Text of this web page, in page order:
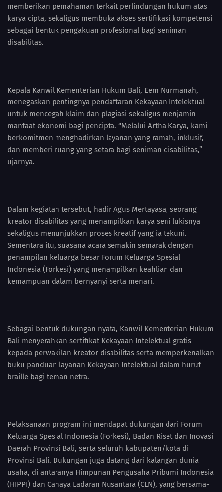
memberikan pemahaman terkait perlindungan hukum atas
karya cipta, sekaligus membuka akses sertifikasi kompetensi
sebagai bentuk pengakuan profesional bagi seniman
disabilitas.
Kepala Kanwil Kementerian Hukum Bali, Eem Nurmanah,
menegaskan pentingnya pendaftaran Kekayaan Intelektual
untuk mencegah klaim dan plagiasi sekaligus menjamin
manfaat ekonomi bagi pencipta. “Melalui Artha Karya, kami
berkomitmen menghadirkan layanan yang ramah, inklusif,
dan memberi ruang yang setara bagi seniman disabilitas,”
ujarnya.
Dalam kegiatan tersebut, hadir Agus Mertayasa, seorang
kreator disabilitas yang menampilkan karya seni lukisnya
sekaligus menunjukkan proses kreatif yang ia tekuni.
Sementara itu, suasana acara semakin semarak dengan
penampilan keluarga besar Forum Keluarga Spesial
Indonesia (Forkesi) yang menampilkan keahlian dan
kemampuan dalam bernyanyi serta menari.
Sebagai bentuk dukungan nyata, Kanwil Kementerian Hukum
Bali menyerahkan sertifikat Kekayaan Intelektual gratis
kepada perwakilan kreator disabilitas serta memperkenalkan
buku panduan layanan Kekayaan Intelektual dalam huruf
braille bagi teman netra.
Pelaksanaan program ini mendapat dukungan dari Forum
Keluarga Spesial Indonesia (Forkesi), Badan Riset dan Inovasi
Daerah Provinsi Bali, serta seluruh kabupaten/kota di
Provinsi Bali. Dukungan juga datang dari kalangan dunia
usaha, di antaranya Himpunan Pengusaha Pribumi Indonesia
(HIPPI) dan Cahaya Ladaran Nusantara (CLN), yang bersama-